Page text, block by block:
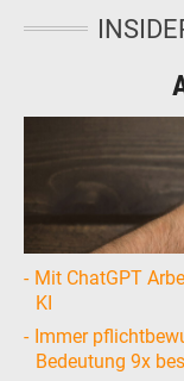
Mit ChatGPT
KI
Immer
Bedeutung 9x